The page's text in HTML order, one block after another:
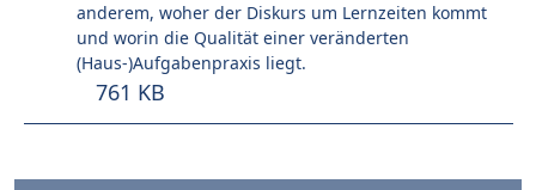
anderem, woher der Diskurs um Lernzeiten kommt
und worin die Qualität einer veränderten
(Haus-)Aufgabenpraxis liegt.
761 KB